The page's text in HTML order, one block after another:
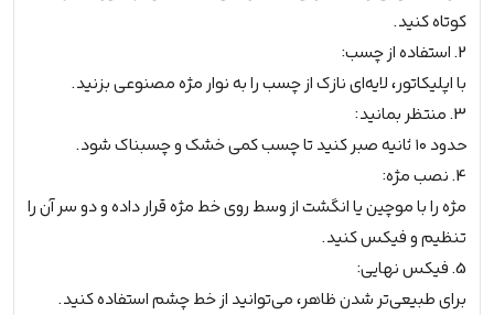
کوتاه کنید.
2. استفاده از چسب:
با اپلیکاتور، لایه‌ای نازک از چسب را به نوار مژه مصنوعی بزنید.
3. منتظر بمانید:
حدود ۱۰ ثانیه صبر کنید تا چسب کمی خشک و چسبناک شود.
4. نصب مژه:
مژه را با موچین یا انگشت از وسط روی خط مژه قرار داده و دو سر آن را
تنظیم و فیکس کنید.
5. فیکس نهایی:
برای طبیعی‌تر شدن ظاهر، می‌توانید از خط چشم استفاده کنید.